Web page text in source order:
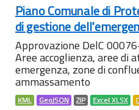
Piano Comunale di
di gestione
Approvazione DelC
Aree accoglienza, aree di
emergenza, zone di
ammassamento
KML GeoJSON ZIP Excel XLSX